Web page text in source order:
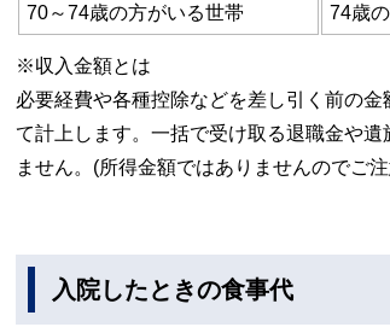
70～74歳の方がいる世帯
74歳
※収入金額とは
必要経費や各種控除などを差し引く前の
て計上します。一括で受け取る退職金や
ません。(所得金額ではありませんのでご
入院したときの食事代